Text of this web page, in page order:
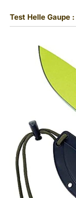
Test Helle Gaupe